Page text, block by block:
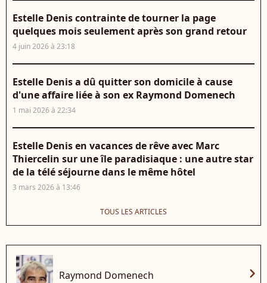
Estelle Denis contrainte de tourner la page
quelques mois seulement après son grand retour
4 juin 2026 à 23:18
Estelle Denis a dû quitter son domicile à cause
d'une affaire liée à son ex Raymond Domenech
1 mai 2026 à 22:34
Estelle Denis en vacances de rêve avec Marc
Thiercelin sur une île paradisiaque : une autre star
de la télé séjourne dans le même hôtel
3 mars 2026 à 13:46
TOUS LES ARTICLES
Raymond Domenech chevron_right